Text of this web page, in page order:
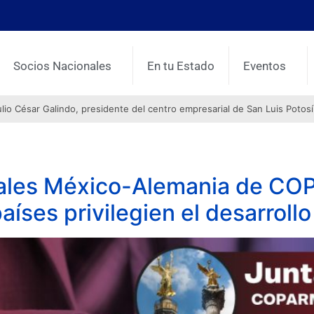
Socios Nacionales En tu Estado Eventos
César Galindo, presidente del centro empresarial de San Luis Potosí
México-Alemania de
privilegien el